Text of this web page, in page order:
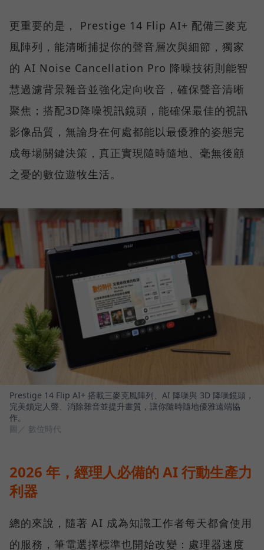
更重要的是， Prestige 14 Flip AI+ 配備三麥克
風陣列，能清晰捕捉你的聲音層次與細節，獨家
的 AI Noise Cancellation Pro 降噪技術則能智
慧過濾背景雜音並強化定向收音，確保聲音清晰
聚焦；搭配3D降噪視訊鏡頭，能確保最佳的視訊
影像品質，無論身在何處都能以最優雅的姿態完
成每場關鍵決策，真正實現隨時隨地、毫無後顧
之憂的數位遊牧生活。
Prestige 14 Flip AI+ 搭載三麥克風陣列、AI 降噪與 3D 降噪鏡頭，
完美鎖定人聲、消除雜音並提升畫質，讓你隨時隨地優雅遠端協
作。
圖／ 數位時代
2026 年，經理人必備的 AI 行動生產力
利器
總的來說，隨著 AI 成為知識工作者每天都會使用
的服務，筆電選擇標準也開始改變：處理器速度